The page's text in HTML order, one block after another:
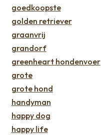
goedkoopste
golden retriever
graanvrij
grandorf
greenheart hondenvoer
grote
grote hond
handyman
happy dog
happy life